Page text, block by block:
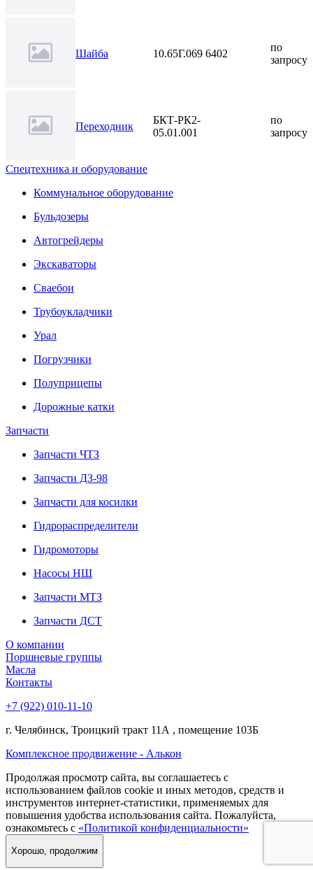
Шайба 10.65Г.069 6402
по
запросу
Переходник
БКТ-РК2-
05.01.001
по
запросу
Спецтехника и оборудование
Коммунальное оборудование
Бульдозеры
Автогрейдеры
Экскаваторы
Сваебои
Трубоукладчики
Урал
Погрузчики
Полуприцепы
Дорожные катки
Запчасти
Запчасти ЧТЗ
Запчасти ДЗ-98
Запчасти для косилки
Гидрораспределители
Гидромоторы
Насосы НШ
Запчасти МТЗ
Запчасти ДСТ
О компании
Поршневые группы
Масла
Контакты
+7 (922) 010-11-10
г. Челябинск, Троицкий тракт 11А , помещение 103Б
Комплексное продвижение - Алькон
Продолжая просмотр сайта, вы соглашаетесь с
использованием файлов cookie и иных методов, средств и
инструментов интернет-статистики, применяемых для
повышения удобства использования сайта. Пожалуйста,
ознакомьтесь с «Политикой конфиденциальности»
Хорошо, продолжим